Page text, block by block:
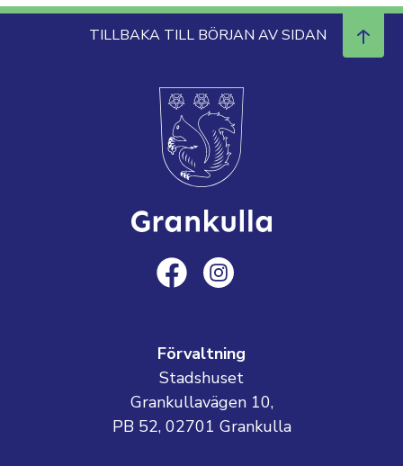
TILLBAKA TILL BÖRJAN AV SIDAN
Förvaltning
Stadshuset
Grankullavägen 10,
PB 52, 02701 Grankulla